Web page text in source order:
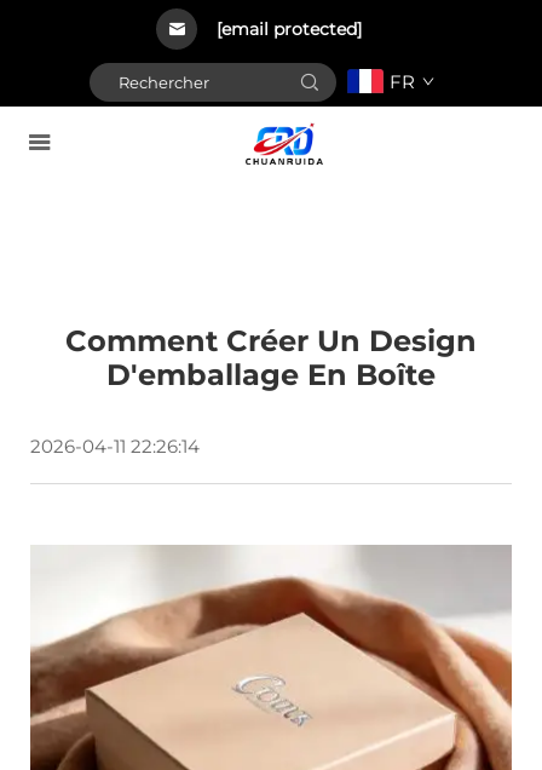
[email protected]
FR
Comment Créer Un Design
D'emballage En Boîte
2026-04-11 22:26:14